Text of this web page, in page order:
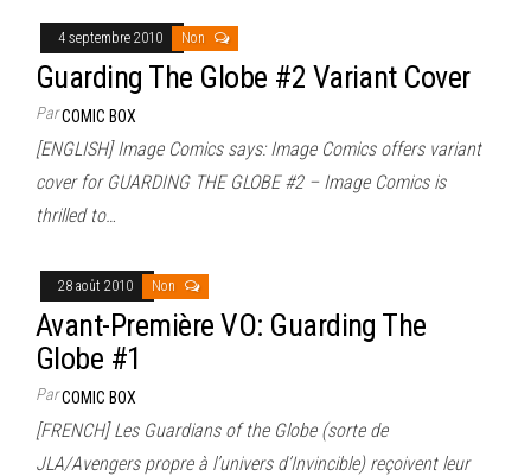
4 septembre 2010 Non
Guarding The Globe #2 Variant Cover
ParCOMIC BOX
[ENGLISH] Image Comics says: Image Comics offers variant
cover for GUARDING THE GLOBE #2 – Image Comics is
thrilled to…
28 août 2010 Non
Avant-Première VO: Guarding The
Globe #1
ParCOMIC BOX
[FRENCH] Les Guardians of the Globe (sorte de
JLA/Avengers propre à l’univers d’Invincible) reçoivent leur